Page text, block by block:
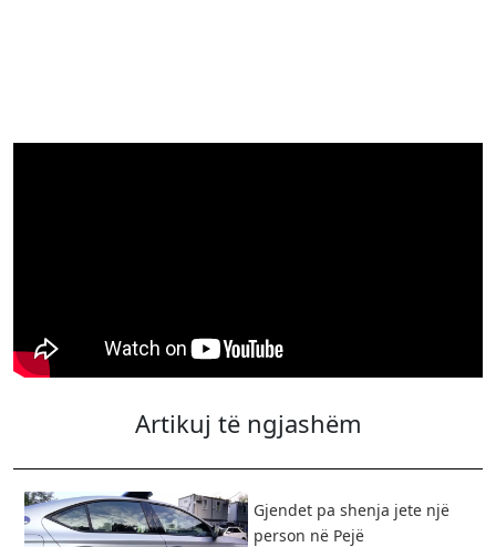
Artikuj të ngjashëm
Gjendet pa shenja jete një
person në Pejë